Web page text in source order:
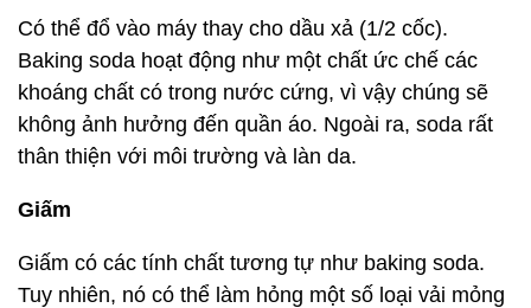
Có thể đổ vào máy thay cho dầu xả (1/2 cốc).
Baking soda hoạt động như một chất ức chế các
khoáng chất có trong nước cứng, vì vậy chúng sẽ
không ảnh hưởng đến quần áo. Ngoài ra, soda rất
thân thiện với môi trường và làn da.
Giấm
Giấm có các tính chất tương tự như baking soda.
Tuy nhiên, nó có thể làm hỏng một số loại vải mỏng